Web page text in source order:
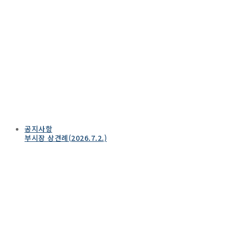
공지사항
부시장 상견례(2026.7.2.)